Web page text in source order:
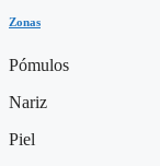
Zonas
Pómulos
Nariz
Piel